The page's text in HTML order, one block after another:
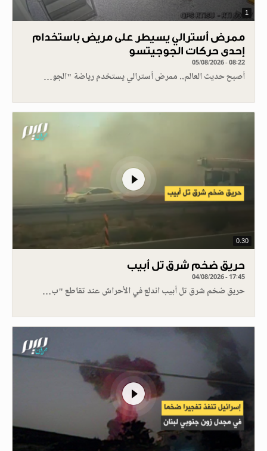
1
ممرض أسترالي يسيطر على مريض باستخدام
إحدى حركات الجوجيتسو
05/08/2026 - 08:22
أصبح حديث العالم.. ممرض أسترالي يستخدم رياضة "الجو…
0.30
حريق ضخم شرق تل أبيب
04/08/2026 - 17:45
حريق ضخم شرق تل أبيب اندلع في الأحراش عند تقاطع "ب…